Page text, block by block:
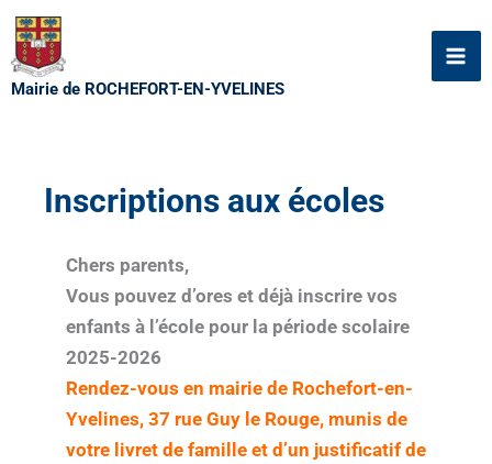
Aller
au
contenu
Mairie de ROCHEFORT-EN-YVELINES
Inscriptions aux écoles
Chers parents,
Vous pouvez d’ores et déjà inscrire vos
enfants à l’école pour la période scolaire
2025-2026
Rendez-vous en mairie de Rochefort-en-
Yvelines, 37 rue Guy le Rouge, munis de
votre livret de famille et d’un justificatif de